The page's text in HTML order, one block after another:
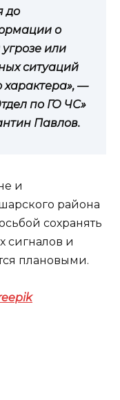
до
о
или
ситуаций
характера», —
по ГО ЧС»
Павлов.
и
района
сохранять
сигналов и
плановыми.